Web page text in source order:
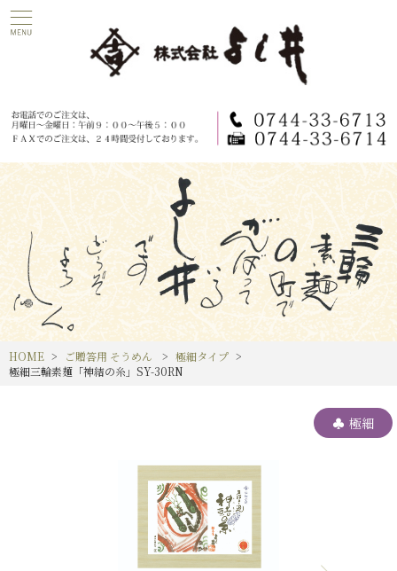
HOME ご贈答用 そうめん
極細タイプ
極細三輪素麺「神結の糸」SY-30RN
極細